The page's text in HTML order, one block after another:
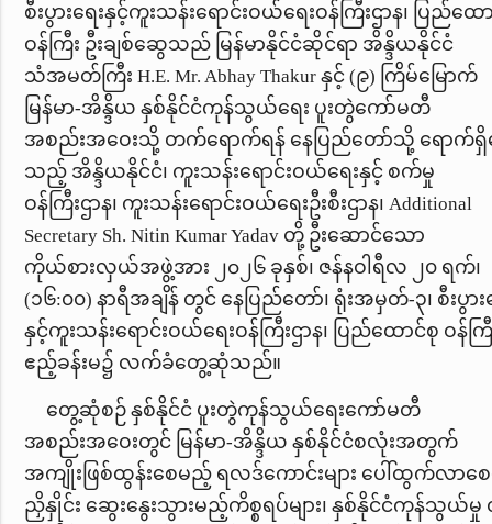
စီးပွားရေးနှင့်ကူးသန်းရောင်းဝယ်ရေးဝန်ကြီးဌာန၊ ပြည်ထေ
ဝန်ကြီး ဦးချစ်ဆွေသည် မြန်မာနိုင်ငံဆိုင်ရာ အိန္ဒိယနိုင်ငံ
သံအမတ်ကြီး H.E. Mr. Abhay Thakurနှင့် (၉) ကြိမ်မြောက်
မြန်မာ-အိန္ဒိယ နှစ်နိုင်ငံကုန်သွယ်ရေး ပူးတွဲကော်မတီ
အစည်းအဝေးသို့ တက်ရောက်ရန် နေပြည်တော်သို့ ရောက်ရှိ
သည့် အိန္ဒိယနိုင်ငံ၊ ကူးသန်း‌ရောင်းဝယ်ရေးနှင့် စက်မှု
ဝန်ကြီးဌာန၊ ကူးသန်းရောင်းဝယ်ရေးဦးစီးဌာန၊ Additional
Secretary Sh. Nitin Kumar Yadav တို့ ဦးဆောင်သော
ကိုယ်စားလှယ်အဖွဲ့အား
၂၀၂၆ ခုနှစ်၊ ဇန်နဝါရီလ ၂၀ ရက်၊
(၁၆:၀၀) နာရီအချိန် တွင် နေပြည်တော်၊ ရုံးအမှတ်-၃၊ စီးပွား
နှင့်ကူးသန်းရောင်းဝယ်ရေးဝန်ကြီးဌာန၊ ပြည်‌ထောင်စု ဝန်က
ဧည့်ခန်းမ၌ လက်ခံတွေ့ဆုံသည်။
တွေ့ဆုံစဉ် နှစ်နိုင်ငံ ပူးတွဲကုန်သွယ်ရေးကော်မတီ
အစည်းအဝေးတွင် မြန်မာ-အိန္ဒိယ နှစ်နိုင်ငံစလုံးအတွက်
အကျိုးဖြစ်ထွန်းစေမည့် ရလဒ်ကောင်းများ ပေါ်ထွက်လာစေ
ညှိနှိုင်း ဆွေးနွေးသွားမည့်ကိစ္စရပ်များ၊ နှစ်နိုင်ငံကုန်သွယ်မှု